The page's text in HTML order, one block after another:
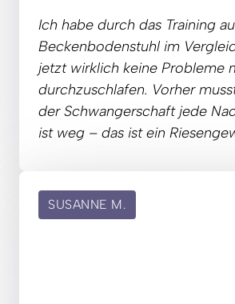
Ich habe durch das Training
Beckenbodenstuhl im
jetzt wirklich keine Probleme
durchzuschlafen. Vorher
der Schwangerschaft jede
ist weg – das ist ein
SUSANNE M.